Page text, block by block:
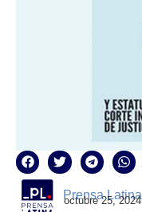
Prensa Latina
octubre 25, 2024